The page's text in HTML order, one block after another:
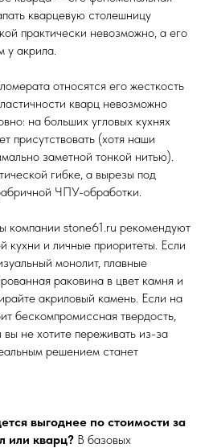
кварцевую столешницу
практически невозможно, а его
у акрила.
относятся его жесткость
кварц невозможно
на больших угловых кухнях
присутствовать (хотя наши
заметной тонкой нитью).
гибке, а вырезы под
ЧПУ-обработки.
компании stone61.ru рекомендуют
кухни и личные приоритеты. Если
монолит, плавные
раковина в цвет камня и
акриловый камень. Если на
бескомпромиссная твердость,
не хотите переживать из-за
решением станет
выгоднее по стоимости за
или кварц? В базовых